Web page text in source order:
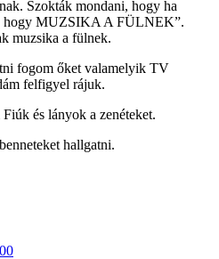
Szokták mondani, hogy ha
hogy MUZSIKA A FÜLNEK”.
muzsika a fülnek.
fogom őket valamelyik TV
felfigyel rájuk.
és lányok a zenéteket.
hallgatni.